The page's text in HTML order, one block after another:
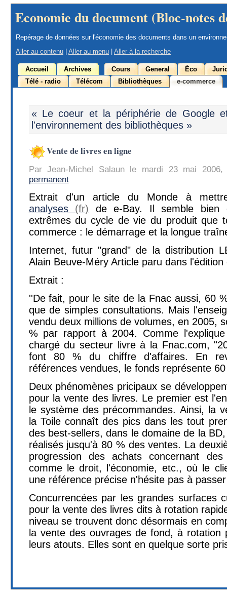
Economie du document (Bloc-notes
Repérage de données sur l'économie des documents dans un
Aller au contenu
Aller au menu Aller à la recherche
Accueil Archives Cours General Éco
Télé - radio
Télécom Bibliothèques e-commerce
« Le coeur et la périphérie de Google
l'environnement des bibliothèques »
Vente de livres en ligne
Par Jean-Michel Salaun le mardi 23 mai
permanent
Extrait d'un article du Monde à
analyses
de e-Bay. Il semble bien
extrêmes du cycle de vie du produit que
commerce : le démarrage et la longue
Internet, futur "grand" de la distribution
Alain Beuve-Méry Article paru dans l'édition
Extrait :
''De fait, pour le site de la Fnac aussi, 60
que de simples consultations. Mais
vendu deux millions de volumes, en 2005,
% par rapport à 2004. Comme
chargé du secteur livre à la Fnac.com,
font 80 % du chiffre d'affaires. En
références vendues, le fonds représente
Deux phénomènes pricipaux se
pour la vente des livres. Le premier est
le système des précommandes. Ainsi, la
la Toile connaît des pics dans les tout
des best-sellers, dans le domaine de la
réalisés jusqu'à 80 % des ventes. La
progression des achats concernant des
comme le droit, l'économie, etc., où le
une référence précise n'hésite pas à
Concurrencées par les grandes surfaces
pour la vente des livres dits à rotation
niveau se trouvent donc désormais en
la vente des ouvrages de fond, à rotation
leurs atouts. Elles sont en quelque sorte